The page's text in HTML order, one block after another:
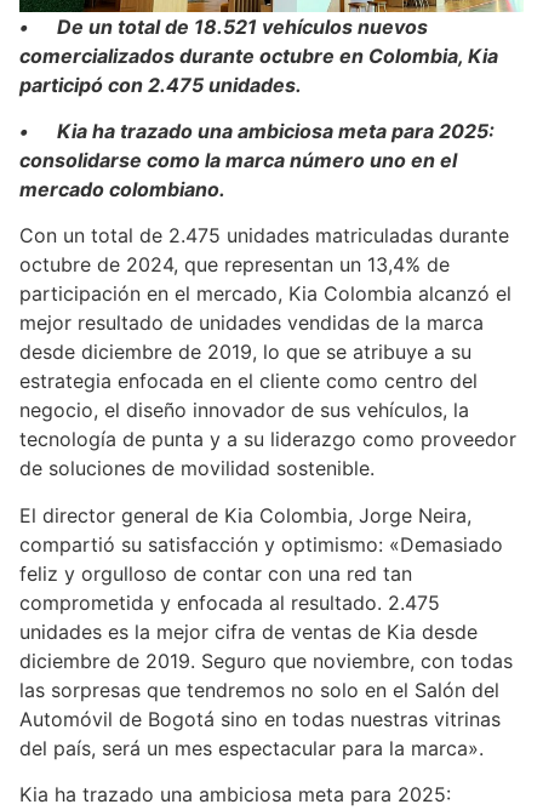
• De un total de 18.521 vehículos nuevos
comercializados durante octubre en Colombia, Kia
participó con 2.475 unidades.
• Kia ha trazado una ambiciosa meta para 2025:
consolidarse como la marca número uno en el
mercado colombiano.
Con un total de 2.475 unidades matriculadas durante
octubre de 2024, que representan un 13,4% de
participación en el mercado, Kia Colombia alcanzó el
mejor resultado de unidades vendidas de la marca
desde diciembre de 2019, lo que se atribuye a su
estrategia enfocada en el cliente como centro del
negocio, el diseño innovador de sus vehículos, la
tecnología de punta y a su liderazgo como proveedor
de soluciones de movilidad sostenible.
El director general de Kia Colombia, Jorge Neira,
compartió su satisfacción y optimismo: «Demasiado
feliz y orgulloso de contar con una red tan
comprometida y enfocada al resultado. 2.475
unidades es la mejor cifra de ventas de Kia desde
diciembre de 2019. Seguro que noviembre, con todas
las sorpresas que tendremos no solo en el Salón del
Automóvil de Bogotá sino en todas nuestras vitrinas
del país, será un mes espectacular para la marca».
Kia ha trazado una ambiciosa meta para 2025: